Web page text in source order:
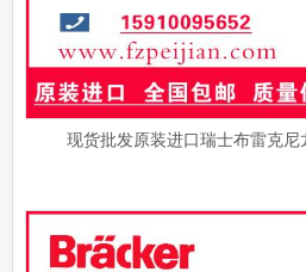
现货批发原装进口瑞士布雷克